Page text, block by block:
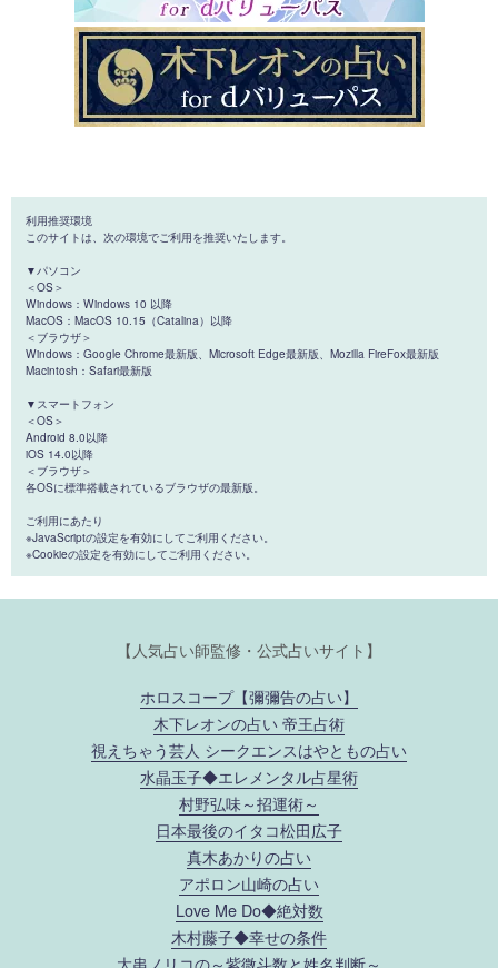
利用推奨環境
このサイトは、次の環境でご利用を推奨いたします。
▼パソコン
＜OS＞
Windows：Windows 10 以降
MacOS：MacOS 10.15（Catalina）以降
＜ブラウザ＞
Windows：Google Chrome最新版、Microsoft Edge最新版、Mozilla FireFox最新版
Macintosh：Safari最新版
▼スマートフォン
＜OS＞
Android 8.0以降
iOS 14.0以降
＜ブラウザ＞
各OSに標準搭載されているブラウザの最新版。
ご利用にあたり
※JavaScriptの設定を有効にしてご利用ください。
※Cookieの設定を有効にしてご利用ください。
【人気占い師監修・公式占いサイト】
ホロスコープ【彌彌告の占い】
木下レオンの占い 帝王占術
視えちゃう芸人 シークエンスはやともの占い
水晶玉子◆エレメンタル占星術
村野弘味～招運術～
日本最後のイタコ松田広子
真木あかりの占い
アポロン山崎の占い
Love Me Do◆絶対数
木村藤子◆幸せの条件
大串ノリコの～紫微斗数と姓名判断～